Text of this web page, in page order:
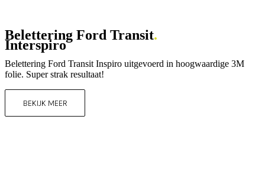
Belettering Ford Transit.
Interspiro
Belettering Ford Transit Inspiro uitgevoerd in hoogwaardige 3M
folie. Super strak resultaat!
BEKIJK MEER